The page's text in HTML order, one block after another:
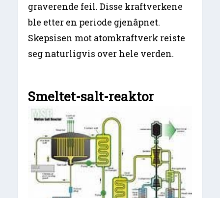
graverende feil. Disse kraftverkene
ble etter en periode gjenåpnet.
Skepsisen mot atomkraftverk reiste
seg naturligvis over hele verden.
Smeltet-salt-reaktor